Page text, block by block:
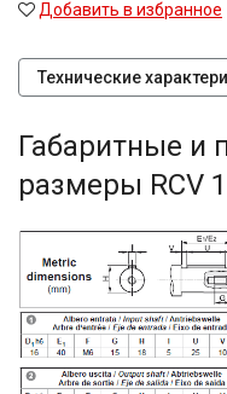
Добавить в избранное
Технические
Габаритные и
размеры RCV